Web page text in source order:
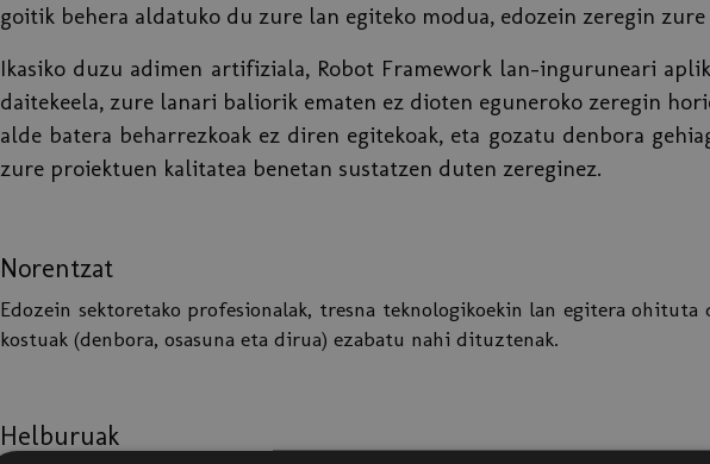
goitik behera aldatuko du zure lan egiteko modua, edozein zeregin
Ikasiko duzu adimen artifiziala, Robot Framework lan-inguruneari
daitekeela, zure lanari baliorik ematen ez dioten eguneroko zeregin
alde batera beharrezkoak ez diren egitekoak, eta gozatu denbora
zure proiektuen kalitatea benetan sustatzen duten zereginez.
Norentzat
Edozein sektoretako profesionalak, tresna teknologikoekin lan egitera ohituta
kostuak (denbora, osasuna eta dirua) ezabatu nahi dituztenak.
Helburuak